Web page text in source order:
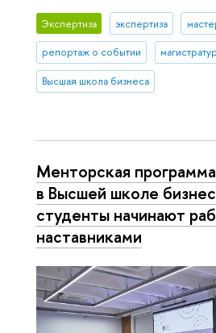
Экспертиза экспертиза
репортаж о событии
Высшая школа бизнеса
Менторская
в Высшей школе
студенты начинают
наставниками